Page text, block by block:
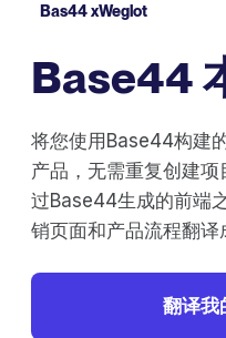
Bas44 xWeglot
Base44
将您使用Base44构建
产品，无需重复创建
过Base44生成的前端
销页面和产品流程翻译
翻译我